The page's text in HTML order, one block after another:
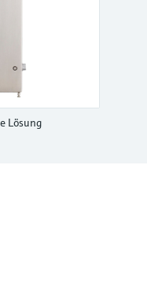
Lösung